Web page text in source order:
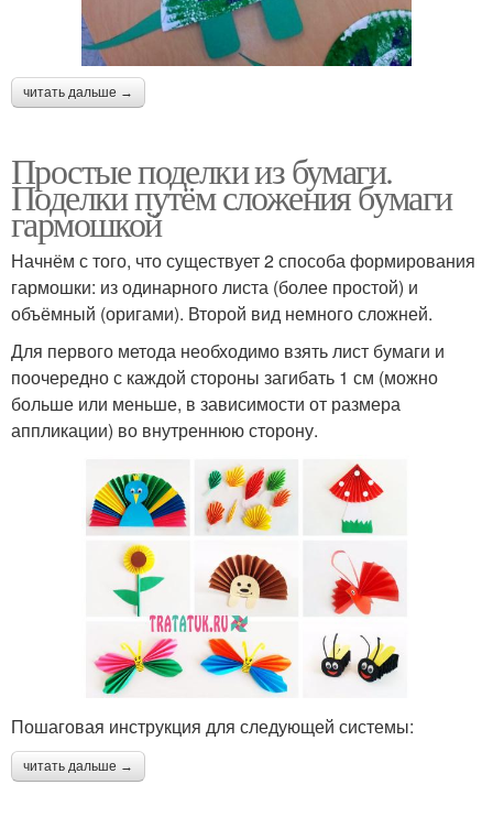
читать дальше →
Простые поделки из бумаги.
Поделки путём сложения бумаги
гармошкой
Начнём с того, что существует 2 способа формирования
гармошки: из одинарного листа (более простой) и
объёмный (оригами). Второй вид немного сложней.
Для первого метода необходимо взять лист бумаги и
поочередно с каждой стороны загибать 1 см (можно
больше или меньше, в зависимости от размера
аппликации) во внутреннюю сторону.
Пошаговая инструкция для следующей системы:
читать дальше →